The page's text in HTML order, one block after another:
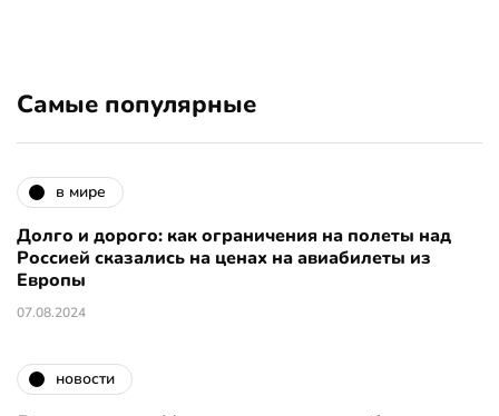
Самые популярные
в мире
Долго и дорого: как ограничения на полеты над
Россией сказались на ценах на авиабилеты из
Европы
07.08.2024
новости